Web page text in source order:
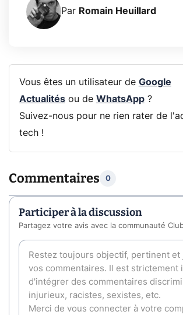
Par Romain Heuillard
Vous êtes un utilisateur de Google
Actualitésou de WhatsApp?
Suivez-nous pour ne rien rater de
tech !
Commentaires 0
Participer à la discussion
Partagez votre avis avec la communauté